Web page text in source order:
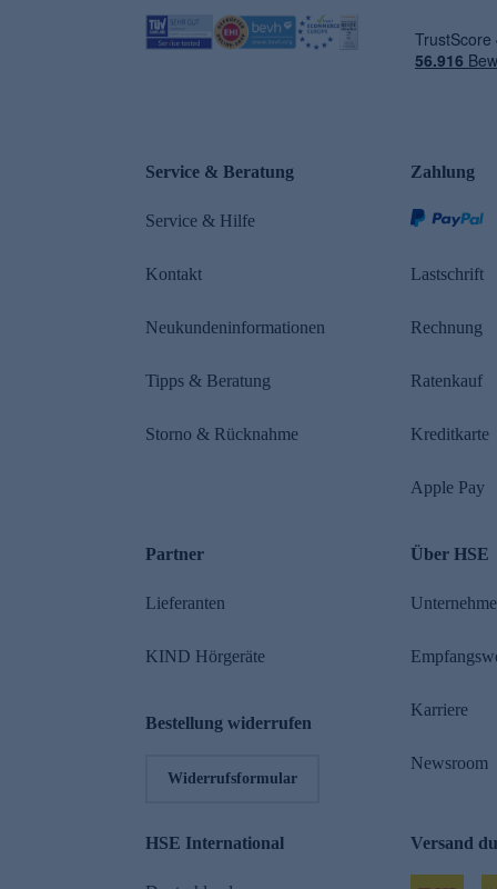
Service & Beratung
Service & Hilfe
Kontakt
Neukundeninformationen
Tipps & Beratung
Storno & Rücknahme
Zahlung
Lastschrift
Rechnung
Ratenkauf
Kreditkarte
Apple Pay
Partner
Lieferanten
KIND Hörgeräte
Bestellung widerrufen
Widerrufsformular
Über HSE
Karriere
Newsroom
HSE International Versand